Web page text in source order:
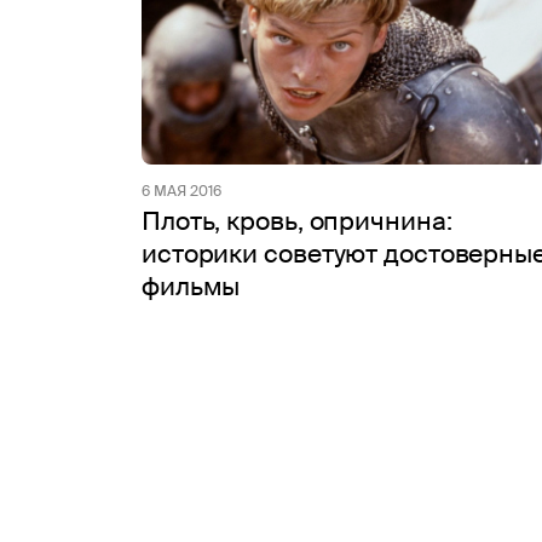
6 МАЯ 2016
Плоть, кровь, опричнина:
историки советуют
фильмы